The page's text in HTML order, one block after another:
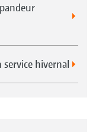
service hivernal